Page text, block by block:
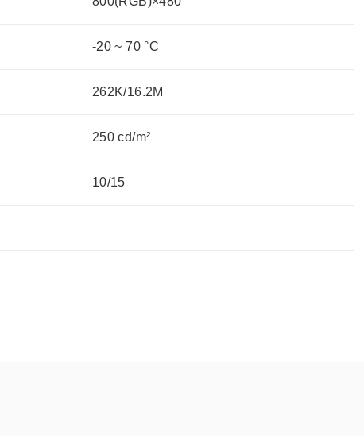
-20 ~ 70 °C
262K/16.2M
250 cd/m²
10/15